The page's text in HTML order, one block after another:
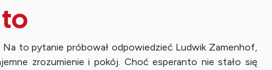
to pytanie próbował odpowiedzieć Ludwik Zamenhof,
zrozumienie i pokój. Choć esperanto nie stało się